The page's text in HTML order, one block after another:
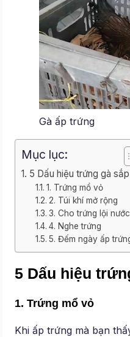
Gà ấp trứng
Mục lục:
5 Dấu hiệu trứng gà
1. Trứng mổ vỏ
2. Túi khí mở rộng
3. Cho trứng lội nước
4. Nghe trứng
5. Đếm ngày ấp
5 Dấu hiệu
1. Trứng mổ vỏ
Khi ấp trứng mà bạn